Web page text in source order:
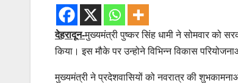
देहरादून-मुख्यमंत्री पुष्कर सिंह धामी ने सोमवार को
किया। इस मौके पर उन्होने विभिन्न विकास
मुख्यमंत्री ने प्रदेशवासियों को नवरात्र की